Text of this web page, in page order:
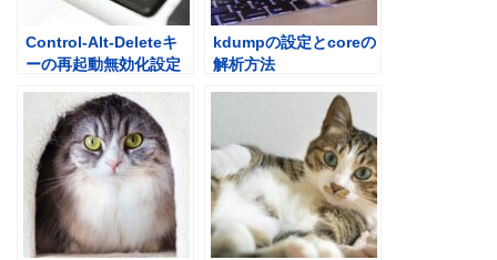
Control-Alt-Deleteキ
ーの再起動無効化設定
kdumpの設定とcoreの
解析方法